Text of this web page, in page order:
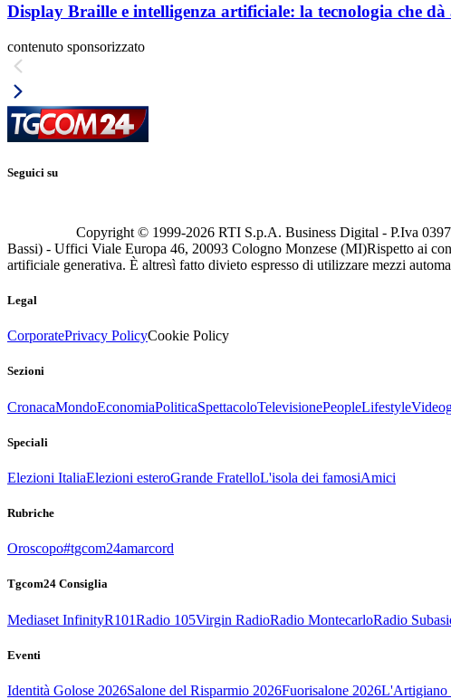
Display Braille e intelligenza artificiale: la tecnologia che
contenuto sponsorizzato
Seguici su
Copyright © 1999-2026 RTI S.p.A. Business Digital - P.Iva
Bassi) - Uffici Viale Europa 46, 20093 Cologno Monzese (MI)Rispetto ai
artificiale generativa. È altresì fatto divieto espresso di utilizzare mezzi
Legal
CorporatePrivacy PolicyCookie Policy
Sezioni
CronacaMondoEconomiaPoliticaSpettacoloTelevisionePeopleLifestyle
Speciali
Elezioni ItaliaElezioni esteroGrande FratelloL'isola dei famosiAmici
Rubriche
Oroscopo#tgcom24amarcord
Tgcom24 Consiglia
Mediaset InfinityR101Radio 105Virgin RadioRadio MontecarloRadio
Eventi
Identità Golose 2026Salone del Risparmio 2026Fuorisalone 2026L'Artigiano